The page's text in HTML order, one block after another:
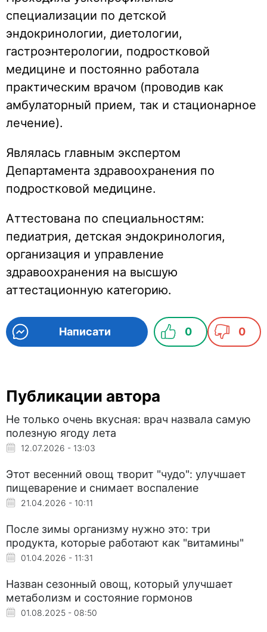
специализации по детской
эндокринологии, диетологии,
гастроэнтерологии, подростковой
медицине и постоянно работала
практическим врачом (проводив как
амбулаторный прием, так и стационарное
лечение).
Являлась главным экспертом
Департамента здравоохранения по
подростковой медицине.
Аттестована по специальностям:
педиатрия, детская эндокринология,
организация и управление
здравоохранения на высшую
аттестационную категорию.
Написати 0 0
Публикации автора
Не только очень вкусная: врач назвала самую
полезную ягоду лета
12.07.2026 - 13:03
Этот весенний овощ творит "чудо": улучшает
пищеварение и снимает воспаление
21.04.2026 - 10:11
После зимы организму нужно это: три
продукта, которые работают как "витамины"
01.04.2026 - 11:31
Назван сезонный овощ, который улучшает
метаболизм и состояние гормонов
01.08.2025 - 08:50